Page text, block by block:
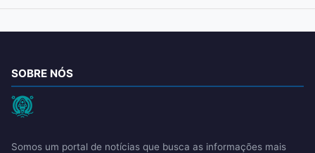
SOBRE NÓS
Somos um portal de notícias que busca as informações mais